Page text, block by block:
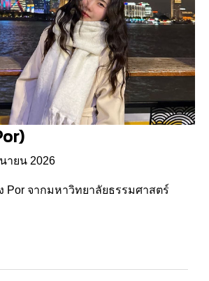
ายน 2026
จากมหาวิทยาลัยธรรมศาสตร์